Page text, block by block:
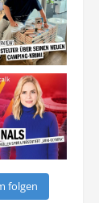
folgen